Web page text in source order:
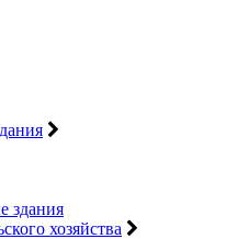
здания
хозяйства